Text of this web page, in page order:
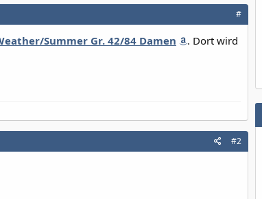
#
Summer Gr. 42/84 Damen
. Dort wird
#2